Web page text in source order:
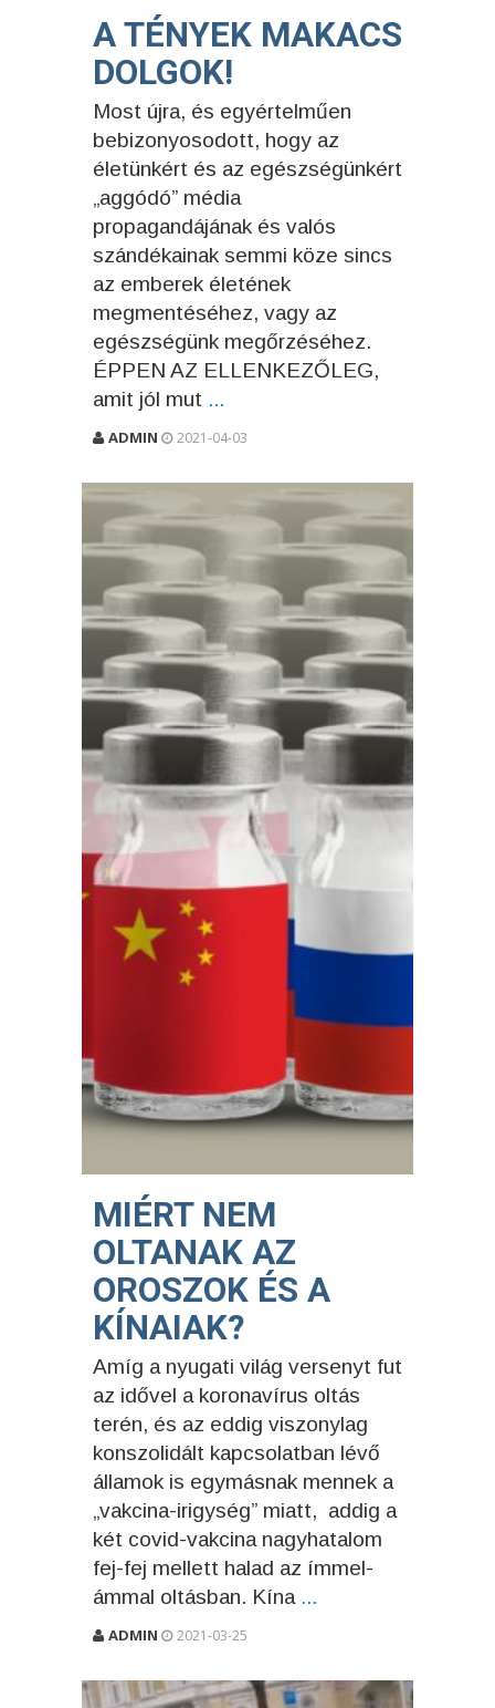
A TÉNYEK MAKACS
DOLGOK!
Most újra, és egyértelműen
bebizonyosodott, hogy az
életünkért és az egészségünkért
„aggódó” média
propagandájának és valós
szándékainak semmi köze sincs
az emberek életének
megmentéséhez, vagy az
egészségünk megőrzéséhez.
ÉPPEN AZ ELLENKEZŐLEG,
amit jól mut ...
ADMIN 2021-04-03
MIÉRT NEM
OLTANAK AZ
OROSZOK ÉS A
KÍNAIAK?
Amíg a nyugati világ versenyt fut
az idővel a koronavírus oltás
terén, és az eddig viszonylag
konszolidált kapcsolatban lévő
államok is egymásnak mennek a
„vakcina-irigység” miatt, addig a
két covid-vakcina nagyhatalom
fej-fej mellett halad az ímmel-
ámmal oltásban. Kína ...
ADMIN 2021-03-25